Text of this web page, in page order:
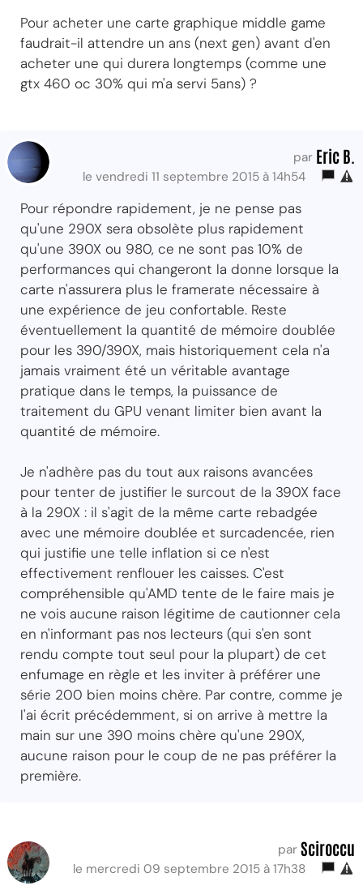
Pour acheter une carte graphique middle game
faudrait-il attendre un ans (next gen) avant d'en
acheter une qui durera longtemps (comme une
gtx 460 oc 30% qui m'a servi 5ans) ?
par Eric B.
le vendredi 11 septembre 2015 à 14h54
Pour répondre rapidement, je ne pense pas
qu'une 290X sera obsolète plus rapidement
qu'une 390X ou 980, ce ne sont pas 10% de
performances qui changeront la donne lorsque la
carte n'assurera plus le framerate nécessaire à
une expérience de jeu confortable. Reste
éventuellement la quantité de mémoire doublée
pour les 390/390X, mais historiquement cela n'a
jamais vraiment été un véritable avantage
pratique dans le temps, la puissance de
traitement du GPU venant limiter bien avant la
quantité de mémoire.
Je n'adhère pas du tout aux raisons avancées
pour tenter de justifier le surcout de la 390X face
à la 290X : il s'agit de la même carte rebadgée
avec une mémoire doublée et surcadencée, rien
qui justifie une telle inflation si ce n'est
effectivement renflouer les caisses. C'est
compréhensible qu'AMD tente de le faire mais je
ne vois aucune raison légitime de cautionner cela
en n'informant pas nos lecteurs (qui s'en sont
rendu compte tout seul pour la plupart) de cet
enfumage en règle et les inviter à préférer une
série 200 bien moins chère. Par contre, comme je
l'ai écrit précédemment, si on arrive à mettre la
main sur une 390 moins chère qu'une 290X,
aucune raison pour le coup de ne pas préférer la
première.
par Sciroccu
le mercredi 09 septembre 2015 à 17h38